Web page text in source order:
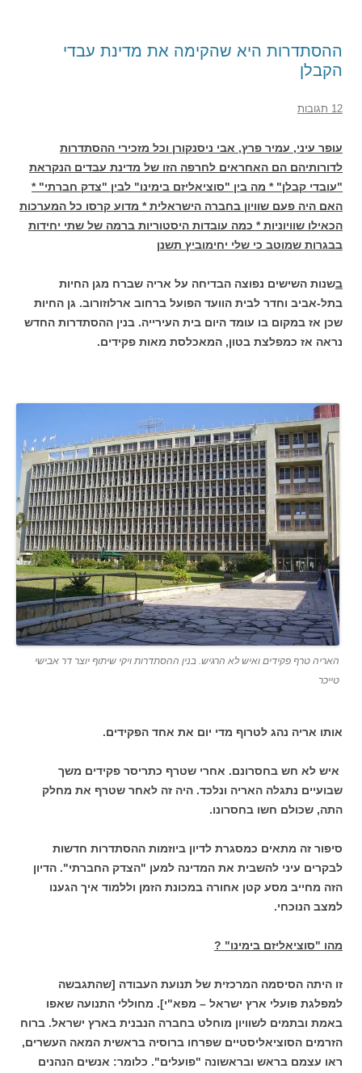
ההסתדרות היא שהקימה את מדינת עבדי
הקבלן
12 תגובות
עופר עיני, עמיר פרץ, אבי ניסנקורן וכל מזכירי ההסתדרות
לדורותיהם הם האחראים לחרפה הזו של מדינת עבדים הנקראת
"עובדי קבלן" *מה בין "סוציאליזם בימינו" לבין "צדק חברתי" *
האם היה פעם שוויון בחברה הישראלית * מדוע קרסו כל המערכות
הכאילו שוויוניות * כמה עובדות היסטוריות ברמה של שתי יחידות
בבגרות שמוטב כי שלי יחימוביץ תשנן
בשנות השישים נפוצה הבדיחה על אריה שברח מגן החיות
בתל-אביב וחדר לבית הוועד הפועל ברחוב ארלוזורוב. גן החיות
שכן אז במקום בו עומד היום בית העירייה. בנין ההסתדרות החדש
נראה אז כמפלצת בטון, המאכלסת מאות פקידים.
האריה טרף פקידים ואיש לא הרגיש. בנין ההסתדרות ויקי שיתוף יוצר דר אבישי
טייכר
אותו אריה נהג לטרוף מדי יום אתאחד הפקידים.
איש לא חש בחסרונם. אחרי שטרף כתריסר פקידים משך
שבועיים נתגלה האריה ונלכד. היה זה לאחר שטרף את מחלק
התה, שכולם חשו בחסרונו.
סיפור זה מתאים כמסגרת לדיון ביוזמות ההסתדרות חדשות
לבקרים עיני להשבית את המדינה למען "הצדק החברתי". הדיון
הזה מחייב מסע קטן אחורה במכונת הזמן וללמוד איך הגענו
למצב הנוכחי.
מהו "סוציאליזם בימינו" ?
זו היתה הסיסמה המרכזית של תנועת העבודה [שהתגבשה
למפלגת פועלי ארץ ישראל – מפא"י]. מחוללי התנועה שאפו
באמת ובתמים לשוויון מוחלט בחברה הנבנית בארץ ישראל. ברוח
הזרמים הסוציאליסטיים שפרחו ברוסיה בראשית המאה העשרים,
ראו עצמם בראש ובראשונה "פועלים". כלומר: אנשים הנהנים